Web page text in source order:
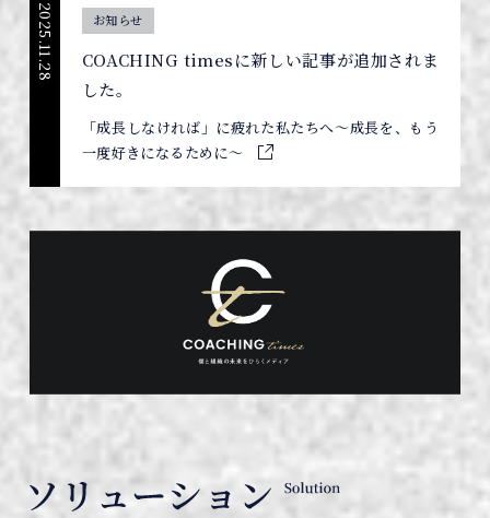
2025.11.28 お知らせ
COACHING timesに新しい記事が追加されま
した。
「成長しなければ」に疲れた私たちへ〜成長を、もう
一度好きになるために〜